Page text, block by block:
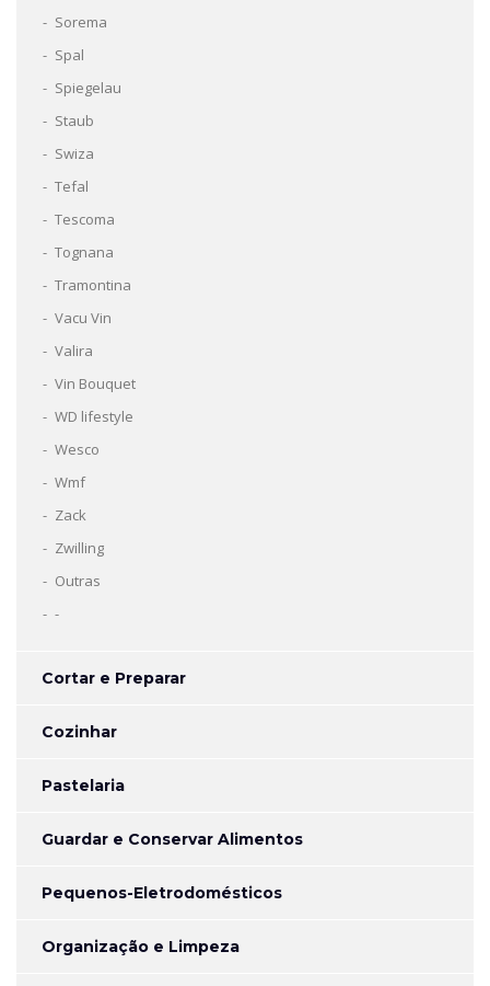
Sorema
Spal
Spiegelau
Staub
Swiza
Tefal
Tescoma
Tognana
Tramontina
Vacu Vin
Valira
Vin Bouquet
WD lifestyle
Wesco
Wmf
Zack
Zwilling
Outras
-
Cortar e Preparar
Cozinhar
Pastelaria
Guardar e Conservar Alimentos
Pequenos-Eletrodomésticos
Organização e Limpeza